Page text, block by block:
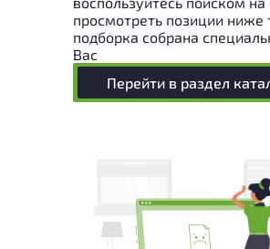
просмотреть позиции ниже
подборка собрана
Вас
Перейти в раздел